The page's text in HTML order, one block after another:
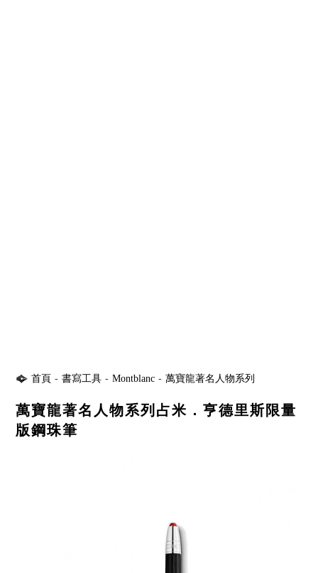
首頁 - 書寫工具 - Montblanc - 萬寶龍著名人物系列
萬寶龍著名人物系列占米．亨德里斯限量
版鋼珠筆